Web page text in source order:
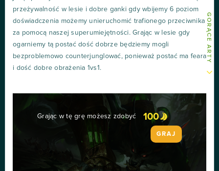
GORĄCE ARTY
przeżywalność w lesie i dobre ganki gdy wbijemy 6 poziom
doświadczenia możemy unieruchomić trafionego przeciwnika
za pomocą naszej superumiejętności. Grając w lesie gdy
ogarniemy tą postać dość dobrze będziemy mogli
bezproblemowo counterjunglować, ponieważ postać ma feara
i dość dobre obrażenia 1vs1.
Grając w tę grę możesz zdobyć 100
GRAJ